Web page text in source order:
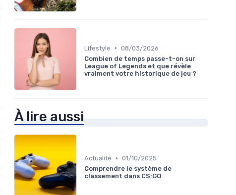
Lifestyle • 08/03/2026
Combien de temps passe-t-on sur
League of Legends et que révèle
vraiment votre historique de jeu ?
À lire aussi
Actualité • 01/10/2025
Comprendre le système de
classement dans CS:GO